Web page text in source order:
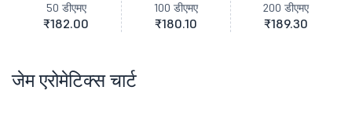
50 डीएमए
₹182.00
100 डीएमए
₹180.10
200 डीएमए
₹189.30
जेम एरोमेटिक्स चार्ट